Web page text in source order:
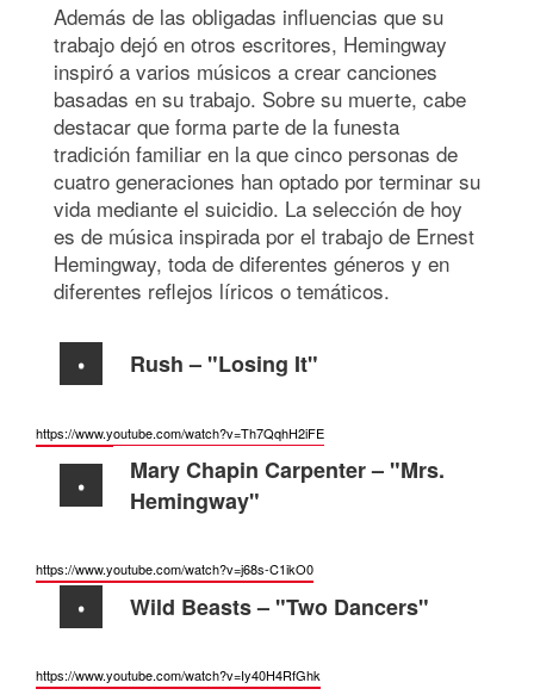
Además de las obligadas influencias que su
trabajo dejó en otros escritores, Hemingway
inspiró a varios músicos a crear canciones
basadas en su trabajo. Sobre su muerte, cabe
destacar que forma parte de la funesta
tradición familiar en la que cinco personas de
cuatro generaciones han optado por terminar su
vida mediante el suicidio. La selección de hoy
es de música inspirada por el trabajo de Ernest
Hemingway, toda de diferentes géneros y en
diferentes reflejos líricos o temáticos.
Rush – "Losing It"
https://www.youtube.com/watch?v=Th7QqhH2iFE
Mary Chapin Carpenter – "Mrs.
Hemingway"
https://www.youtube.com/watch?v=j68s-C1ikO0
Wild Beasts – "Two Dancers"
https://www.youtube.com/watch?v=Iy40H4RfGhk